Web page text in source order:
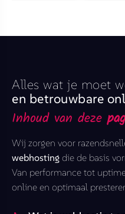
Alles wat je moet
en betrouwbare
Inhoud van deze
Wij zorgen voor
webhosting die de basis
Van performance tot
online en optimaal